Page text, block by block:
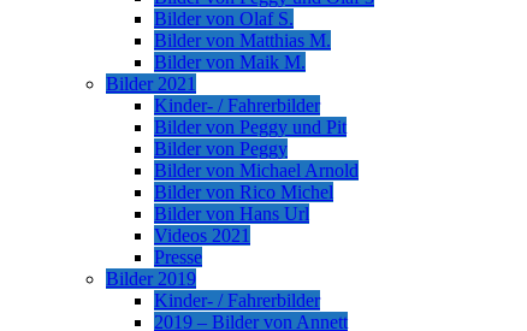
Bilder von Olaf S.
Bilder von Matthias M.
Bilder von Maik M.
Bilder 2021
Kinder- / Fahrerbilder
Bilder von Peggy und Pit
Bilder von Peggy
Bilder von Michael Arnold
Bilder von Rico Michel
Bilder von Hans Url
Videos 2021
Presse
Bilder 2019
Kinder- / Fahrerbilder
2019 – Bilder von Annett